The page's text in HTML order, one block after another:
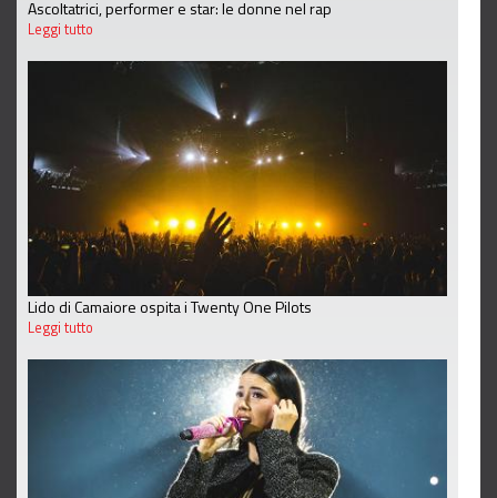
Ascoltatrici, performer e star: le donne nel rap
Leggi tutto
Lido di Camaiore ospita i Twenty One Pilots
Leggi tutto